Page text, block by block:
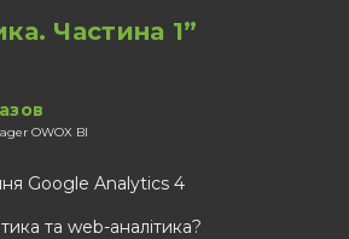
Частина 1”
OWOX BI
Google Analytics 4
та web-аналітика?